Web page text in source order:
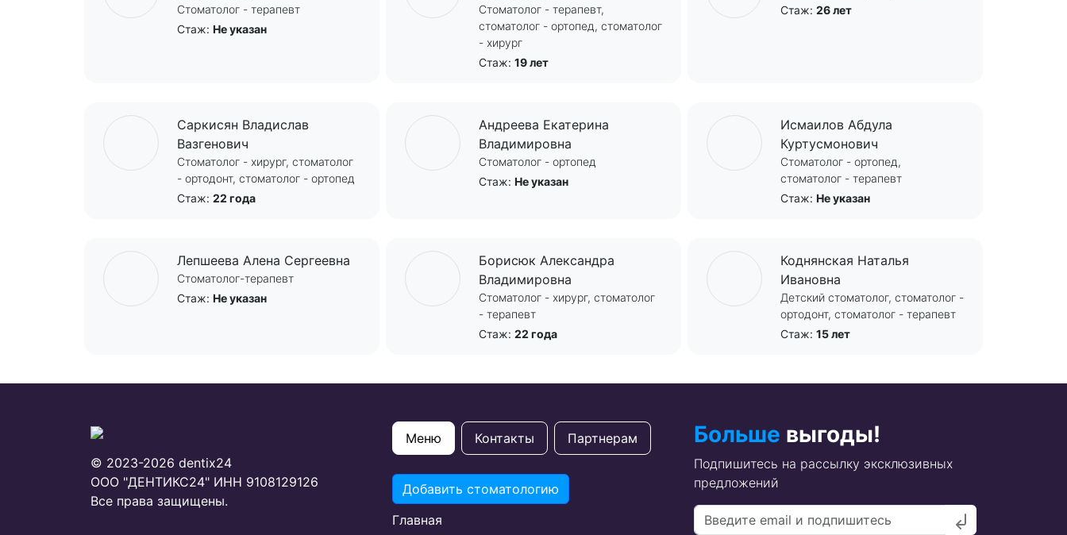
Стоматолог - терапевт
Стаж: Не указан
Стоматолог - терапевт,
стоматолог - ортопед, стоматолог
- хирург
Стаж: 19 лет
Стаж: 26 лет
Саркисян Владислав
Вазгенович
Стоматолог - хирург, стоматолог
- ортодонт, стоматолог - ортопед
Стаж: 22 года
Андреева Екатерина
Владимировна
Стоматолог - ортопед
Стаж: Не указан
Исмаилов Абдула
Куртусмонович
Стоматолог - ортопед,
стоматолог - терапевт
Стаж: Не указан
Лепшеева Алена Сергеевна
Стоматолог-терапевт
Стаж: Не указан
Борисюк Александра
Владимировна
Стоматолог - хирург, стоматолог
- терапевт
Стаж: 22 года
Коднянская Наталья
Ивановна
Детский стоматолог, стоматолог -
ортодонт, стоматолог - терапевт
Стаж: 15 лет
© 2023-2026 dentix24
ООО "ДЕНТИКС24" ИНН 9108129126
Все права защищены.
Меню Контакты Партнерам
Добавить стоматологию
Главная
Больше выгоды!
Подпишитесь на рассылку эксклюзивных
предложений